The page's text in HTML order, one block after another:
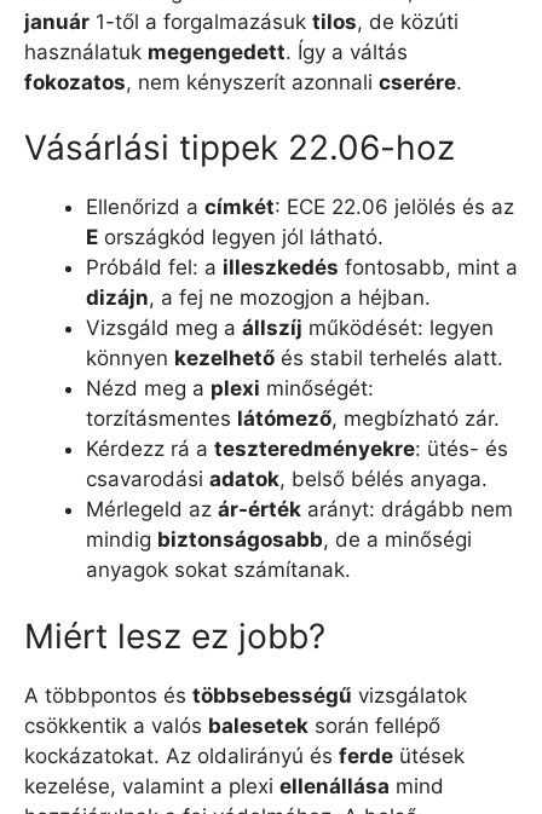
január 1-től a forgalmazásuk tilos, de közúti
használatuk megengedett. Így a váltás
fokozatos, nem kényszerít azonnali cserére.
Vásárlási tippek 22.06-hoz
Ellenőrizd a címkét: ECE 22.06 jelölés és az
E országkód legyen jól látható.
Próbáld fel: a illeszkedés fontosabb, mint a
dizájn, a fej ne mozogjon a héjban.
Vizsgáld meg a állszíj működését: legyen
könnyen kezelhető és stabil terhelés alatt.
Nézd meg a plexi minőségét:
torzításmentes látómező, megbízható zár.
Kérdezz rá a teszteredményekre: ütés- és
csavarodási adatok, belső bélés anyaga.
Mérlegeld az ár-érték arányt: drágább nem
mindig biztonságosabb, de a minőségi
anyagok sokat számítanak.
Miért lesz ez jobb?
A többpontos és többsebességű vizsgálatok
csökkentik a valós balesetek során fellépő
kockázatokat. Az oldalirányú és ferde ütések
kezelése, valamint a plexi ellenállása mind